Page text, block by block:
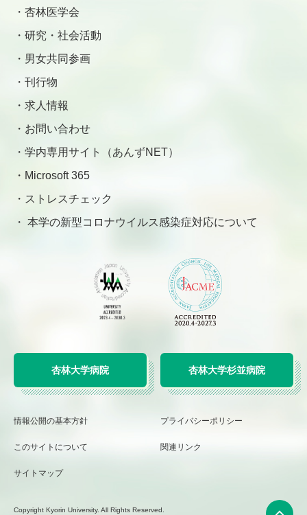
杏林医学会
研究・社会活動
男女共同参画
刊行物
求人情報
お問い合わせ
学内専用サイト（あんずNET）
Microsoft 365
ストレスチェック
本学の新型コロナウイルス感染症対応について
杏林大学病院 杏林大学杉並病院
情報公開の基本方針 プライバシーポリシー
このサイトについて 関連リンク
サイトマップ
Copyright Kyorin University. All Rights Reserved.